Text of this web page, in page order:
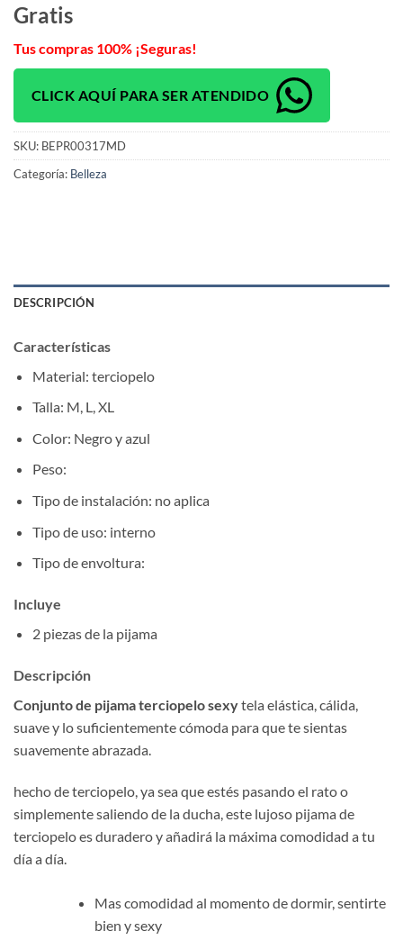
Gratis
Tus compras 100% ¡Seguras!
CLICK AQUÍ PARA SER ATENDIDO
SKU: BEPR00317MD
Categoría: Belleza
DESCRIPCIÓN
Características
Material: terciopelo
Talla: M, L, XL
Color: Negro y azul
Peso:
Tipo de instalación: no aplica
Tipo de uso: interno
Tipo de envoltura:
Incluye
2 piezas de la pijama
Descripción
Conjunto de pijama terciopelo sexytela elástica, cálida,
suave y lo suficientemente cómoda para que te sientas
suavemente abrazada.
hecho de terciopelo, ya sea que estés pasando el rato o
simplemente saliendo de la ducha, este lujoso pijama de
terciopelo es duradero y añadirá la máxima comodidad a tu
día a día.
Mas comodidad al momento de dormir, sentirte
bien y sexy